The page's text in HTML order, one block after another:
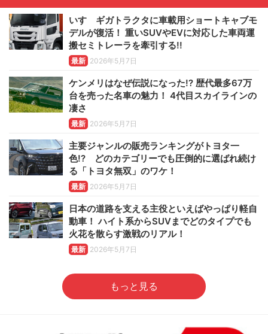
いすゞギガトラクタに車載用ショートキャブモ
デルが復活！ 重いSUVやEVに対応した車両運
搬セミトレーラを牽引する!!
最新 2026年5月7日
ケンメリはなぜ伝説になった!? 歴代最多67万
台を売った名車の魅力！ 4代目スカイラインの
凄さ
最新 2026年5月7日
主要ジャンルの販売ランキングがトヨタ一
色!? どのカテゴリーでも圧倒的に選ばれ続け
る「トヨタ無双」のワケ！
最新 2026年5月7日
日本の道路を支える主役といえばやっぱり軽自
動車！ ハイト系からSUVまでどのタイプでも
火花を散らす激戦のリアル！
最新 2026年5月7日
もっと見る